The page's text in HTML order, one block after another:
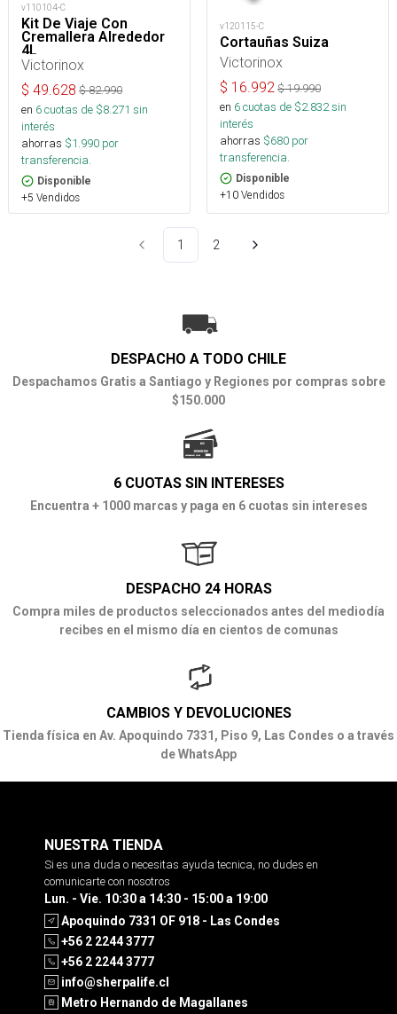
v110104-C
Kit De Viaje Con
Cremallera Alrededor
4L
Victorinox
$ 49.628 $82.990
en 6cuotas de $8.271 sin
interés
ahorras $1.990 por
transferencia.
Disponible
+5 Vendidos
v120115-C
Cortauñas Suiza
Victorinox
$ 16.992 $19.990
en 6cuotas de $2.832sin
interés
ahorras $680 por
transferencia.
Disponible
+10 Vendidos
1 2
DESPACHO A TODO CHILE
Despachamos Gratis a Santiago y Regiones por compras sobre
$150.000
6 CUOTAS SIN INTERESES
Encuentra + 1000 marcas y paga en 6 cuotas sin intereses
DESPACHO 24 HORAS
Compra miles de productos seleccionados antes del mediodía
recibes en el mismo día en cientos de comunas
CAMBIOS Y DEVOLUCIONES
Tienda física en Av. Apoquindo 7331, Piso 9, Las Condes o a través
de WhatsApp
NUESTRA TIENDA
Si es una duda o necesitas ayuda tecnica, no dudes en
comunicarte con nosotros
Lun. - Vie. 10:30 a 14:30 - 15:00 a 19:00
Apoquindo 7331 OF 918 - Las Condes
+56 2 2244 3777
+56 2 2244 3777
info@sherpalife.cl
Metro Hernando de Magallanes